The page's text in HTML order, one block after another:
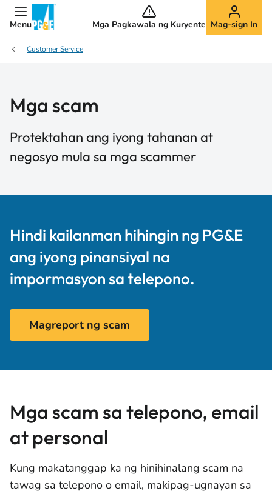
Menu Mga Pagkawala ng Kuryente Mag-sign In
Customer Service
Mga scam
Protektahan ang iyong tahanan at
negosyo mula sa mga scammer
Hindi kailanman hihingin ng PG&E
ang iyong pinansiyal na
impormasyon sa telepono.
Magreport ng scam
Mga scam sa telepono, email
at personal
Kung makatanggap ka ng hinihinalang scam na
tawag sa telepono o email, makipag-ugnayan sa